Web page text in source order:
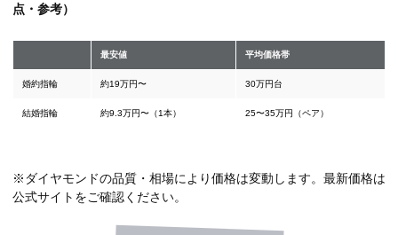
点・参考）
最安値 平均価格帯
婚約指輪 約19万円〜 30万円台
結婚指輪 約9.3万円〜（1本） 25〜35万円（ペア）
※ダイヤモンドの品質・相場により価格は変動します。最新価格は
公式サイトをご確認ください。